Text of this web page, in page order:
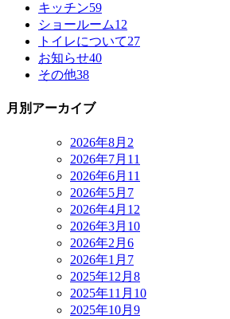
キッチン59
ショールーム12
トイレについて27
お知らせ40
その他38
月別アーカイブ
2026年8月 2
2026年7月 11
2026年6月 11
2026年5月 7
2026年4月 12
2026年3月 10
2026年2月 6
2026年1月 7
2025年12月 8
2025年11月 10
2025年10月 9